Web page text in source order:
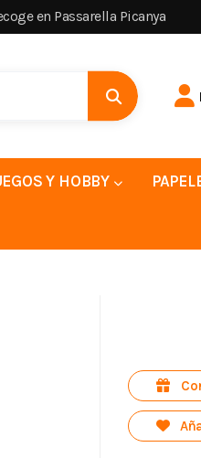
en Passarella Picanya
Y HOBBY